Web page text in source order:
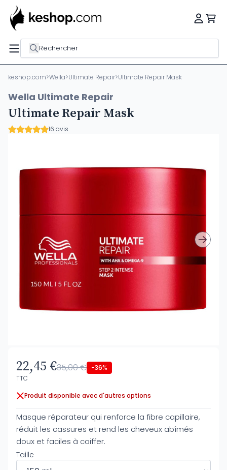
Rechercher
keshop.com>Wella>Ultimate Repair>Ultimate Repair Mask
Wella Ultimate Repair
Ultimate Repair Mask
16 avis
22,45 €35,00 € -36%
TTC
Produit disponible avec d'autres options
Masque réparateur qui renforce la fibre capillaire,
réduit les cassures et rend les cheveux abîmés
doux et faciles à coiffer.
Taille